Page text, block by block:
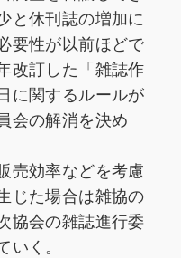
と休刊誌の増加に
要性が以前ほどで
改訂した「雑誌作
に関するルールが
会の解消を決め
売効率などを考慮
じた場合は雑協の
協会の雑誌進行委
く。